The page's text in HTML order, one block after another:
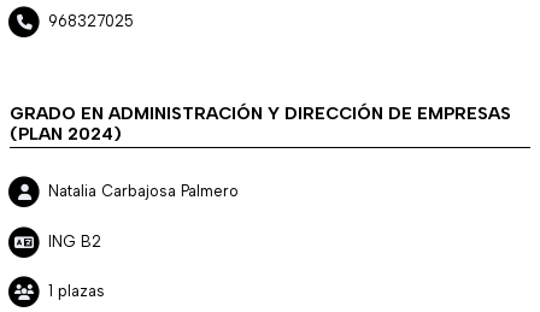
968327025
GRADO EN ADMINISTRACIÓN Y DIRECCIÓN DE EMPRESAS
(PLAN 2024)
Natalia Carbajosa Palmero
ING B2
1 plazas